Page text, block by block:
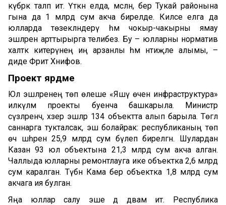
күбрәк таләп итә. Үткән елда, мәсәлән, бер Тукай районына
гына да 1 млрд сум акча бирелде. Киләсе елга да
юлларда төзекләндерү һәм чокыр-чакырны ямау
эшләрен арттырырга телибез. Бу – юлларны норматив
халәткә китерүнең иң арзанлы һәм нәтиҗәле алымы, –
диде Фәрит Хәнифов.
Проект ярдәме
Юл эшләренең төп өлеше «Яшәү өчен инфраструктура»
илкүләм проекты буенча башкарыла. Министр
сүзләренчә, хәзер эшләр 134 объектта алып барыла. Төгәл
саннарга тукталсак, эш болайрак: республиканың төп
өч шәһәренә 25,9 млрд сум бүлеп бирелгән. Шулардан
Казан 93 юл объектына 21,3 млрд сум акча алган.
Чаллыда юлларны ремонтлауга ике объектка 2,6 млрд
сум каралган. Түбән Кама бер объектка 1,8 млрд сум
акчага ия булган.
Яңа юллар салу эше дә дәвам итә. Республика